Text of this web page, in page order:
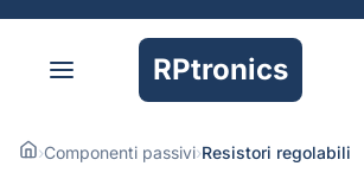
RPtronics
›Componenti passivi›Resistori regolabili